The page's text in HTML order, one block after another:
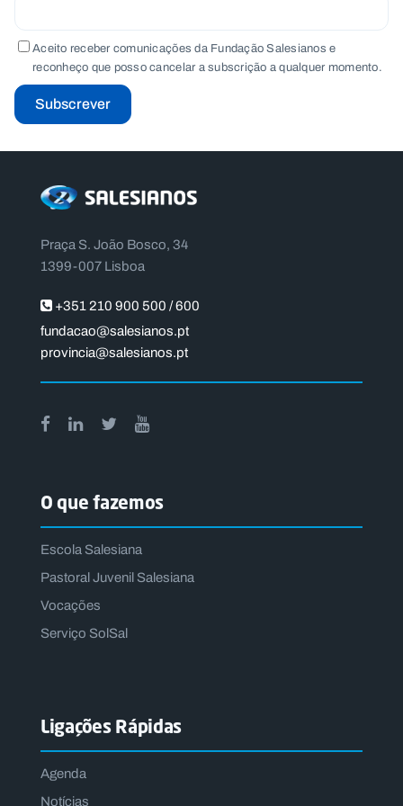
Aceito receber comunicações da Fundação Salesianos e
reconheço que posso cancelar a subscrição a qualquer momento.
Subscrever
Praça S. João Bosco, 34
1399-007 Lisboa
+351 210 900 500 / 600
fundacao@salesianos.pt
provincia@salesianos.pt
O que fazemos
Escola Salesiana
Pastoral Juvenil Salesiana
Vocações
Serviço SolSal
Ligações Rápidas
Agenda
Notícias